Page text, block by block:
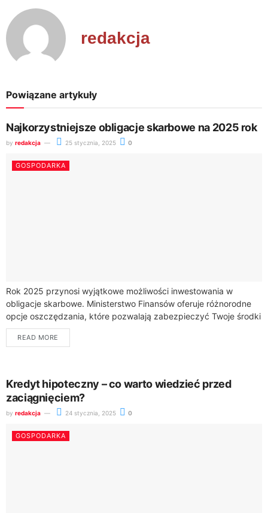
redakcja
Powiązane artykuły
Najkorzystniejsze obligacje skarbowe na 2025 rok
by redakcja 25 stycznia, 2025 0
GOSPODARKA
Rok 2025 przynosi wyjątkowe możliwości inwestowania w
obligacje skarbowe. Ministerstwo Finansów oferuje różnorodne
opcje oszczędzania, które pozwalają zabezpieczyć Twoje środki
przed inflacją. Obligacje skarbowe stają się coraz bardziej
atrakcyjną formą...
READ MORE
Kredyt hipoteczny – co warto wiedzieć przed
zaciągnięciem?
by redakcja 24 stycznia, 2025 0
GOSPODARKA